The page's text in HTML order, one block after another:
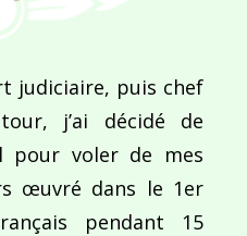
judiciaire, puis chef
j’ai décidé de
voler de mes
œuvré dans le 1er
pendant 15